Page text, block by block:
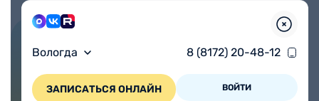
Вологда 8 (8172) 20-48-12
ЗАПИСАТЬСЯ ОНЛАЙН ВОЙТИ
сосудов